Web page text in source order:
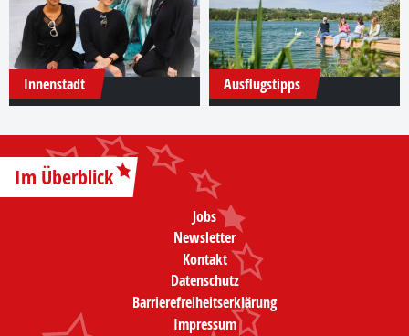
Innenstadt Ausflugstipps
Im Überblick
Jobs
Newsletter
Kontakt
Datenschutz
Barrierefreiheitserklärung
Impressum